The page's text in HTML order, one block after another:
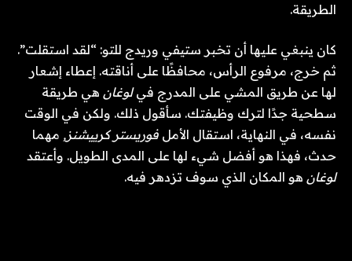
الطريقة.
كان ينبغي عليها أن تخبر ستيفي وريدج للتو: “لقد استقلت”.
ثم خرج، مرفوع الرأس، محافظًا على أناقته. إعطاء إشعار
لها عن طريق المشي على المدرج فيلوغان هي طريقة
سطحية جدًا لترك وظيفتك. سأقول ذلك. ولكن في الوقت
نفسه، في النهاية، استقال الأمل فوريستر كرييشنز, مهما
حدث، فهذا هو أفضل شيء لها على المدى الطويل. وأعتقد
لوغان هو المكان الذي سوف تزدهر فيه.